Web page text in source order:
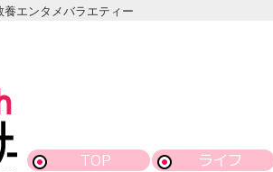
エンタメバラエティー
TOP ライフ